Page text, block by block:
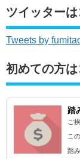
ツイッターは
Tweets by
初めての方は
踏
ご
こ
踏